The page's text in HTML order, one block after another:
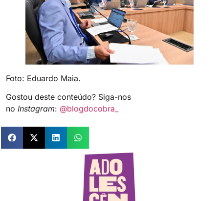
Foto: Eduardo Maia.
Gostou deste conteúdo? Siga-nos
no Instagram: @blogdocobra_